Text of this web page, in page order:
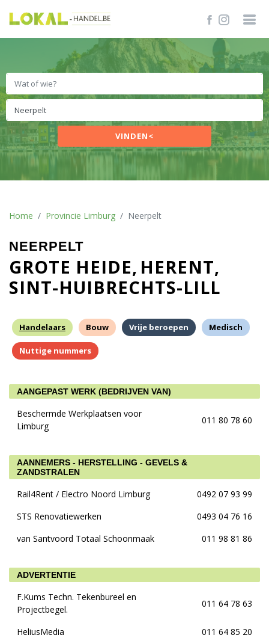
VINDEN<
Home Provincie Limburg Neerpelt
NEERPELT
GROTE HEIDE HERENT
SINT-HUIBRECHTS-LILL
Handelaars Bouw Vrije beroepen Medisch
Nuttige nummers
AANGEPAST WERK (BEDRIJVEN VAN)
Beschermde Werkplaatsen voor
Limburg
011 80 78 60
AANNEMERS - HERSTELLING - GEVELS &
ZANDSTRALEN
Rail4Rent / Electro Noord Limburg
0492 07 93 99
STS Renovatiewerken
0493 04 76 16
van Santvoord Totaal Schoonmaak
011 98 81 86
ADVERTENTIE
F.Kums Techn. Tekenbureel en
Projectbegel.
011 64 78 63
HeliusMedia
011 64 85 20